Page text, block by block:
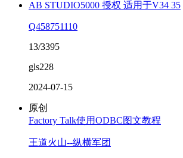
AB STUDIO5000 授权 适用于V34 35
Q458751110
13/3395
gls228
2024-07-15
原创
Factory Talk使用ODBC图文教程
王道火山--纵横军团